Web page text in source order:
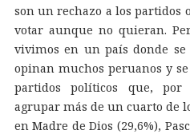
son un rechazo a los partidos
votar aunque no quieran.
vivimos en un país donde
opinan muchos peruanos y
partidos políticos que,
agrupar más de un cuarto de
en Madre de Dios (29,6%),